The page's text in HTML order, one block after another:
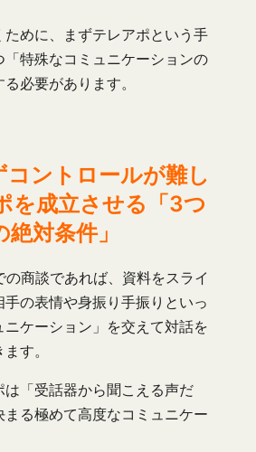
ために、まずテレアポという手
特殊なコミュニケーションの
必要があります。
コントロールが難し
を成立させる「3つ
絶対条件」
商談であれば、資料をスライ
手の表情や身振り手振りといっ
ニケーション」を交えて対話を
す。
は「受話器から聞こえる声だ
まる極めて高度なコミュニケー